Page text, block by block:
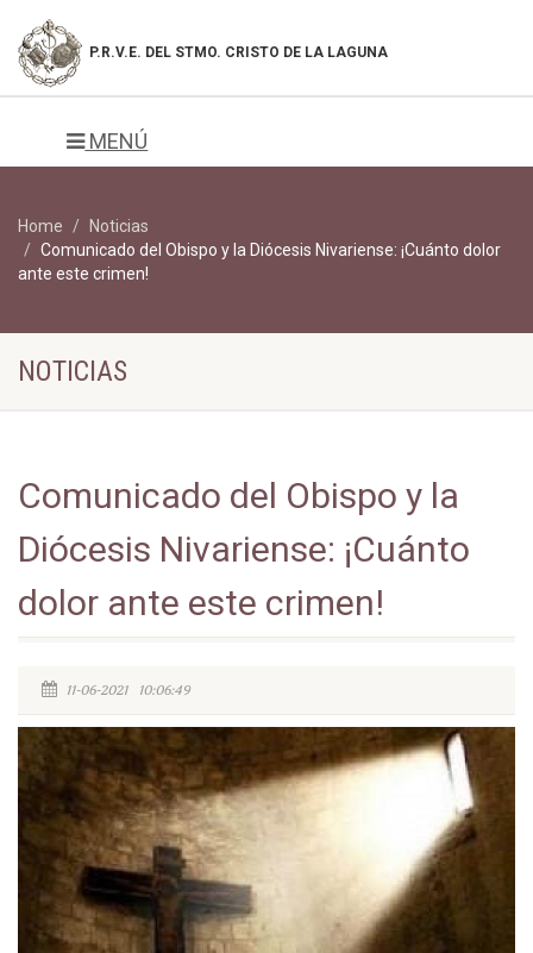
P.R.V.E. DEL STMO. CRISTO DE LA LAGUNA
MENÚ
Home
Noticias
Comunicado del Obispo y la Diócesis Nivariense: ¡Cuánto dolor
ante este crimen!
NOTICIAS
Comunicado del Obispo y la
Diócesis Nivariense: ¡Cuánto
dolor ante este crimen!
11-06-2021 10:06:49